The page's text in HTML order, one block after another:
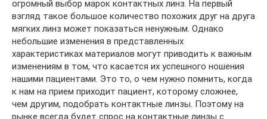
огромный выбор марок контактных линз. На первый
взгляд такое большое количество похожих друг на друга
мягких линз может показаться ненужным. Однако
небольшие изменения в представленных
характеристиках материалов могут приводить к важным
изменениям в том, что касается их успешного ношения
нашими пациентами. Это то, о чем нужно помнить, когда
к нам на прием приходит пациент, которому сложнее,
чем другим, подобрать контактные линзы. Поэтому на
рынке всегда будет спрос на контактные линзы с